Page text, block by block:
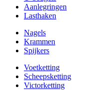
Aanlegringen
Lasthaken
Nagels
Krammen
Spijkers
Voetketting
Scheepsketting
Victorketting